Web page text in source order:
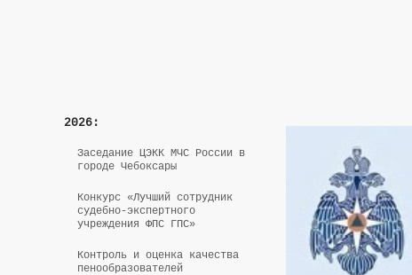
2026:
Заседание ЦЭКК МЧС России в
городе Чебоксары
Конкурс «Лучший сотрудник
судебно-экспертного
учреждения ФПС ГПС»
Контроль и оценка качества
пенообразователей